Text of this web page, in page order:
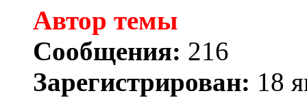
Автор темы
Сообщения: 216
Зарегистрирован: 18